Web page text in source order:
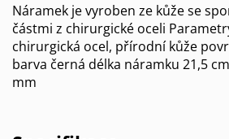
Náramek je vyroben ze kůže se
částmi z chirurgické oceli
chirurgická ocel, přírodní kůže
barva černá délka náramku 21,5
mm